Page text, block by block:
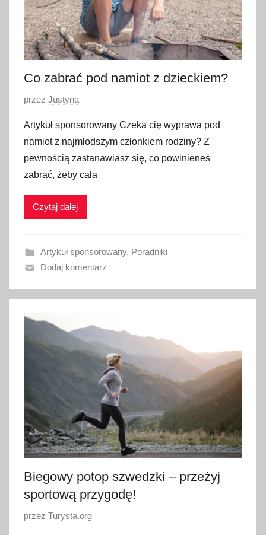
Co zabrać pod namiot z dzieckiem?
O
u
b
l
i
w
n
o
6
l
0
2
1
przez Justyna
Artykuł sponsorowany Czeka cię wyprawa pod
namiot z najmłodszym członkiem rodziny? Z
pewnością zastanawiasz się, co powinieneś
zabrać, żeby cała
Czytaj dalej
Artykuł sponsorowany, Poradniki
Dodaj komentarz
Biegowy potop szwedzki – przeżyj
sportową przygodę!
O
przez Turysta.org